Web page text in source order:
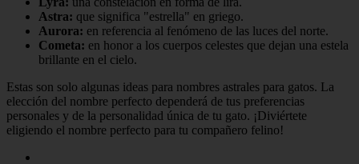
Astra: que significa "estrella" en griego.
Aurora: en referencia al fenómeno de las luces del norte.
Cometa: en honor a los cuerpos celestes que dejan una estela
brillante en el cielo.
Estas son solo algunas ideas para nombres astrales para gatos. La
elección del nombre perfecto dependerá de tus preferencias
personales y de la personalidad única de tu gato. ¡Diviértete
eligiendo el nombre perfecto para tu compañero felino!